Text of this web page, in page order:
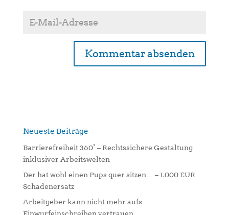
n
v
e
:
Neueste Beiträge
Barrierefreiheit 360° – Rechtssichere Gestaltung
inklusiver Arbeitswelten
Der hat wohl einen Pups quer sitzen… – 1.000 EUR
Schadenersatz
Arbeitgeber kann nicht mehr aufs